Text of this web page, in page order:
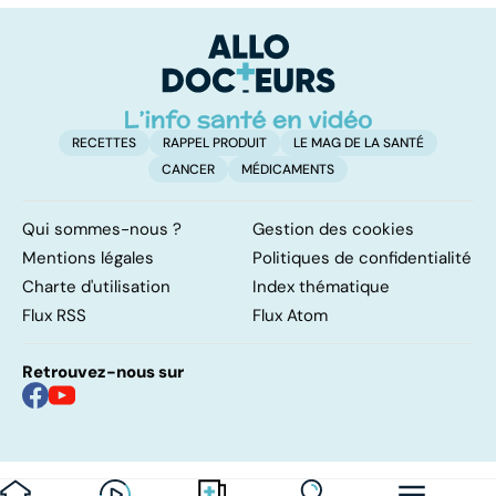
RECETTES RAPPEL PRODUIT
LE MAG DE LA SANTÉ
CANCER
MÉDICAMENTS
Qui sommes-nous ?
Gestion des cookies
Mentions légales
Politiques de confidentialité
Charte d'utilisation
Index thématique
Flux RSS
Flux Atom
Retrouvez-nous sur